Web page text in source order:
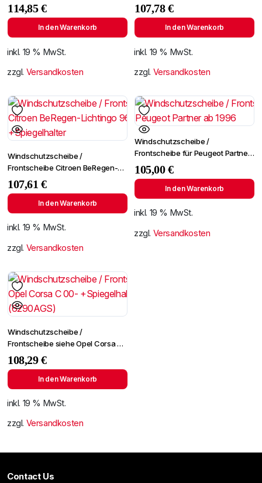
E81/E82/E87/E88 04-
+Spiegelhalter
114,85€
In den Warenkorb
inkl. 19 % MwSt.
zzgl. Versandkosten
+SPF
107,78€
In den Warenkorb
inkl. 19 % MwSt.
zzgl. Versandkosten
Windschutzscheibe /
Frontscheibe Citroen BeRegen-
Lichtingo 96- +Spiegelhalter
107,61€
In den Warenkorb
inkl. 19 % MwSt.
zzgl. Versandkosten
Windschutzscheibe /
Frontscheibe für Peugeot Partner
ab 1996
105,00€
In den Warenkorb
inkl. 19 % MwSt.
zzgl. Versandkosten
Windschutzscheibe /
Frontscheibe siehe Opel Corsa C
00- +Spiegelhalter (6290AGS)
108,29€
In den Warenkorb
inkl. 19 % MwSt.
zzgl. Versandkosten
Contact Us